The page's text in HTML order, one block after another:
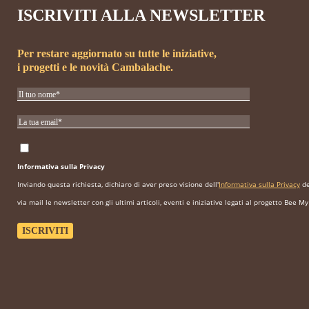
ISCRIVITI ALLA NEWSLETTER
Per restare aggiornato su tutte le iniziative,
i progetti e le novità Cambalache.
Informativa sulla Privacy
Inviando questa richiesta, dichiaro di aver preso visione dell'Informativa sulla Privacy
via mail le newsletter con gli ultimi articoli, eventi e iniziative legati al progetto Bee My